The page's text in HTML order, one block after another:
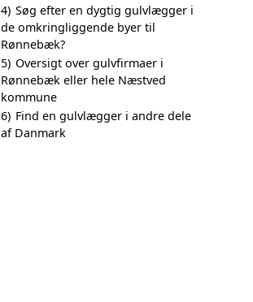
4) Søg efter en dygtig gulvlægger i
de omkringliggende byer til
Rønnebæk?
5) Oversigt over gulvfirmaer i
Rønnebæk eller hele Næstved
kommune
6) Find en gulvlægger i andre dele
af Danmark